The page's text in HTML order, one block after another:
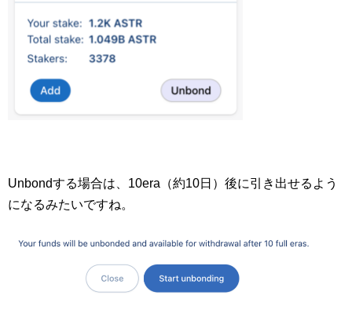
Unbondする場合は、10era（約10日）後に引き出せるよう
になるみたいですね。